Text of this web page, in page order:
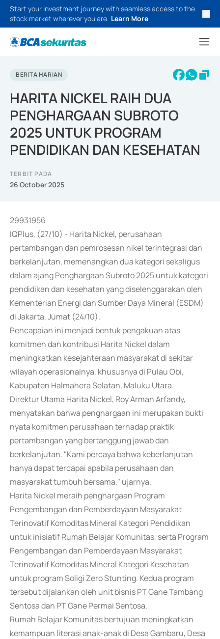
Start your investment journey with seamless access to the
stock market wherever you are. Learn More
BERITA HARIAN
HARITA NICKEL RAIH DUA
PENGHARGAAN SUBROTO
2025 UNTUK PROGRAM
PENDIDIKAN DAN KESEHATAN
TERBIT PADA
26 October 2025
29931956
IQPlus, (27/10) - Harita Nickel, perusahaan
pertambangan dan pemrosesan nikel terintegrasi dan
berkelanjutan, memenangkan dua kategori sekaligus
dalam ajang Penghargaan Subroto 2025 untuk kategori
pendidikan dan kesehatan yang diselenggarakan oleh
Kementerian Energi dan Sumber Daya Mineral (ESDM)
di Jakarta, Jumat (24/10).
Pencapaian ini menjadi bentuk pengakuan atas
komitmen dan kontribusi Harita Nickel dalam
meningkatkan kesejahteraan masyarakat di sekitar
wilayah operasionalnya, khususnya di Pulau Obi,
Kabupaten Halmahera Selatan, Maluku Utara.
Direktur Utama Harita Nickel, Roy Arman Arfandy,
menyatakan bahwa penghargaan ini merupakan bukti
nyata komitmen perusahaan terhadap praktik
pertambangan yang bertanggung jawab dan
berkelanjutan. "Kami percaya bahwa keberlanjutan
hanya dapat tercapai apabila perusahaan dan
masyarakat tumbuh bersama," ujarnya.
Harita Nickel meraih penghargaan Program
Pengembangan dan Pemberdayaan Masyarakat
Terinovatif Komoditas Mineral Kategori Pendidikan
untuk inisiatif Rumah Belajar Komunitas, serta Program
Pengembangan dan Pemberdayaan Masyarakat
Terinovatif Komoditas Mineral Kategori Kesehatan
untuk program Soligi Zero Stunting. Kedua program
tersebut dijalankan oleh unit bisnis PT Gane Tambang
Sentosa dan PT Gane Permai Sentosa.
Rumah Belajar Komunitas bertujuan meningkatkan
kemampuan literasi anak-anak di Desa Gambaru, Desa